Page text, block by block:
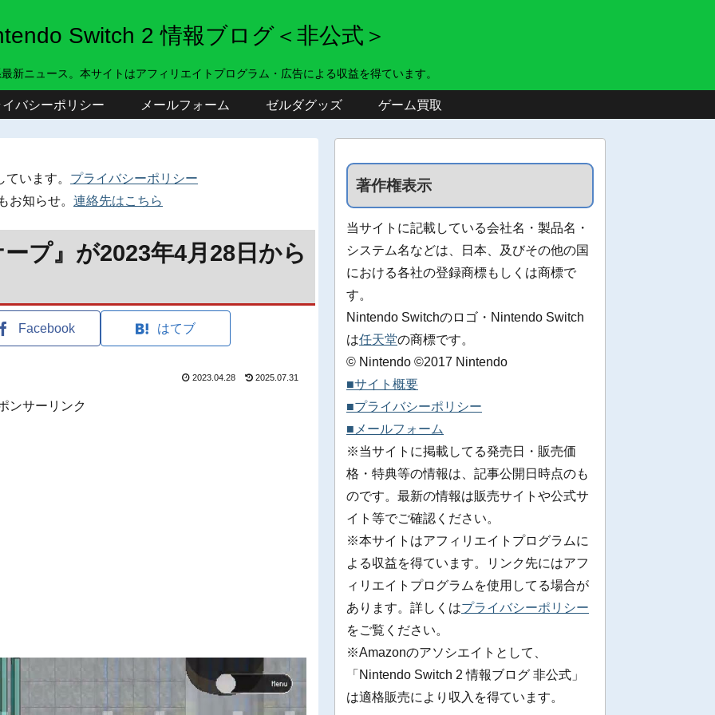
Switch 2 情報ブログ＜非公式＞
新ニュース。本サイトはアフィリエイトプログラム・広告による収益を得ています。
バシーポリシー メールフォーム ゼルダグッズ ゲーム買取
います。 プライバシーポリシー
お知らせ。 連絡先はこちら
プ』が2023年4月28日から
Facebook はてブ
2023.04.28 2025.07.31
ンサーリンク
著作権表示
当サイトに記載している会社名・製品名・
システム名などは、日本、及びその他の国
における各社の登録商標もしくは商標で
す。
Nintendo Switchのロゴ・Nintendo Switch
は任天堂の商標です。
© Nintendo ©2017 Nintendo
■サイト概要
■プライバシーポリシー
■メールフォーム
※当サイトに掲載してる発売日・販売価
格・特典等の情報は、記事公開日時点のも
のです。最新の情報は販売サイトや公式サ
イト等でご確認ください。
※本サイトはアフィリエイトプログラムに
よる収益を得ています。リンク先にはアフ
ィリエイトプログラムを使用してる場合が
あります。詳しくはプライバシーポリシー
をご覧ください。
※Amazonのアソシエイトとして、
「Nintendo Switch 2 情報ブログ 非公式」
は適格販売により収入を得ています。